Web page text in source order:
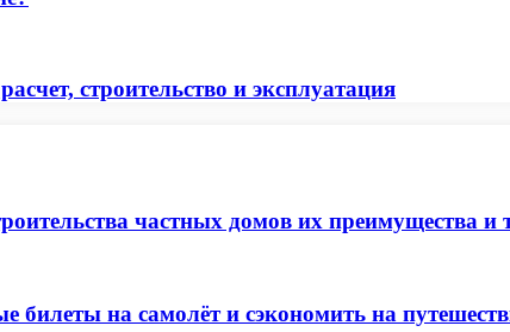
строительство и эксплуатация
частных домов их преимущества и
билеты на самолёт и сэкономить на